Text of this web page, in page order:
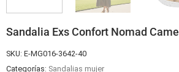
Sandalia Exs Confort Nomad Camel
SKU: E-MG016-3642-40
Categorías: Sandalias mujer